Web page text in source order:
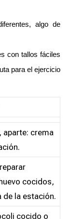
algo de
con tallos fáciles
para el ejercicio
aparte: crema
cocidos,
de la estación.
cocido o